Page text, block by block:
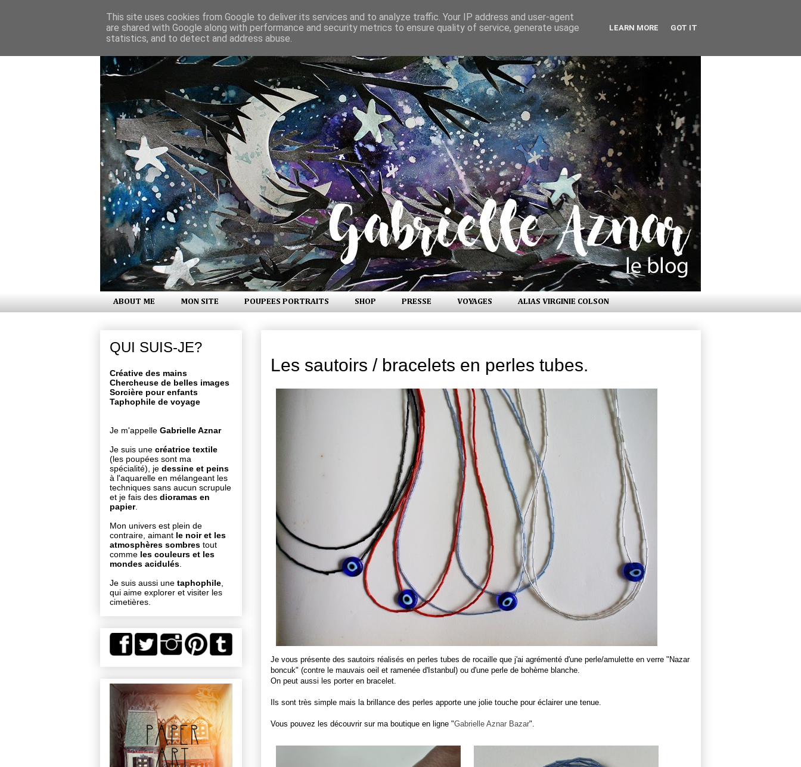
ABOUT ME MON SITE POUPEES PORTRAITS SHOP PRESSE VOYAGES ALIAS VIRGINIE COLSON
Les sautoirs / bracelets en perles tubes.
Je vous présente des sautoirs réalisés en perles tubes de rocaille que j'ai agrémenté d'une perle/amulette en verre "Nazar
boncuk" (contre le mauvais oeil et ramenée d'Istanbul) ou d'une perle de bohème blanche.
On peut aussi les porter en bracelet.
Ils sont très simple mais la brillance des perles apporte une jolie touche pour éclairer une tenue.
Vous pouvez les découvrir sur ma boutique en ligne "Gabrielle Aznar Bazar".
QUI SUIS-JE?
Créative des mains
Chercheuse de belles images
Sorcière pour enfants
Taphophile de voyage
Je m'appelle Gabrielle Aznar
Je suis une créatrice textile
(les poupées sont ma
spécialité), je dessine et peins
à l'aquarelle en mélangeant les
techniques sans aucun scrupule
et je fais des dioramas en
papier.
Mon univers est plein de
contraire, aimant le noir et les
atmosphères sombres tout
comme les couleurs et les
mondes acidulés
Je suis aussi une taphophile
qui aime explorer et visiter les
cimetières.
This site uses cookies from Google to deliver its services and to analyze traffic. Your IP address and user-agent
are shared with Google along with performance and security metrics to ensure quality of service, generate usage
statistics, and to detect and address abuse.
LEARN MORE GOT IT